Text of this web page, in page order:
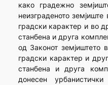
како градежно
неизграденото
градски карактер и во
станбена и друга
од Законот земјиштето
градски карактер и
станбена и друга
донесен